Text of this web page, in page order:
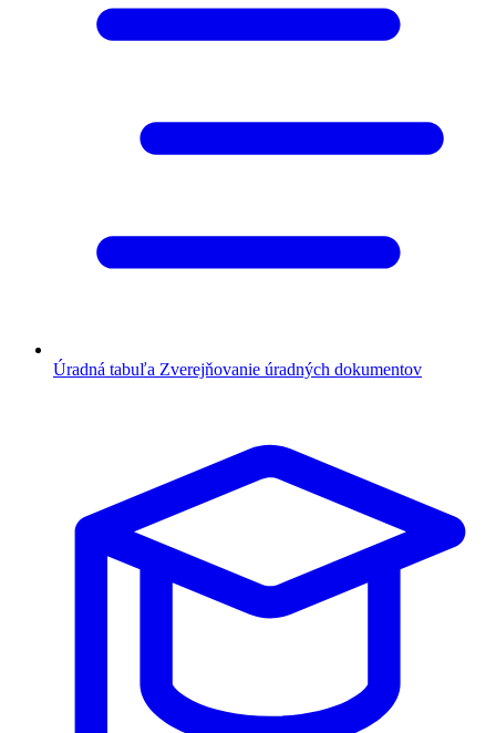
Úradná tabuľa Zverejňovanie úradných dokumentov